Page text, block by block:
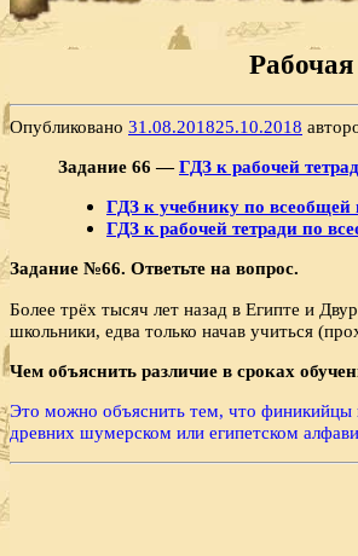
Опубликовано 31.08.201825.10.2018
Задание 66 —ГДЗ к рабочей
ГДЗ к учебнику по всеобщей
ГДЗ к рабочей тетради по
Задание №66. Ответьте на вопрос.
Более трёх тысяч лет назад в Египте и
школьники, едва толь­ко начав учиться
Чем объяснить различие в сроках
Это можно объяснить тем, что финикийцы
древних шумерском или египетском